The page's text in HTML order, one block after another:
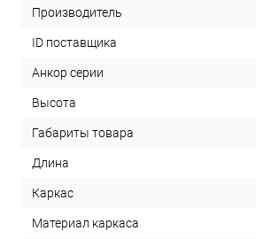
Производитель
ID поставщика
Анкор серии
Высота
Габариты товара
Длина
Каркас
Материал каркаса